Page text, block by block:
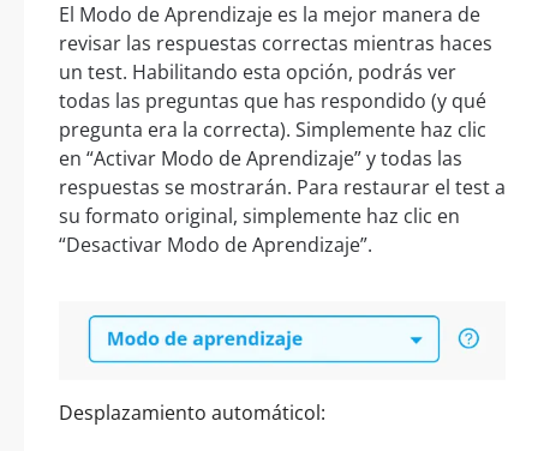
El Modo de Aprendizaje es la mejor manera de
revisar las respuestas correctas mientras haces
un test. Habilitando esta opción, podrás ver
todas las preguntas que has respondido (y qué
pregunta era la correcta). Simplemente haz clic
en “Activar Modo de Aprendizaje” y todas las
respuestas se mostrarán. Para restaurar el test a
su formato original, simplemente haz clic en
“Desactivar Modo de Aprendizaje”.
Desplazamiento automáticol: